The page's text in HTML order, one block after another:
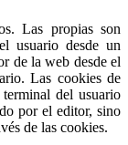
Las propias son
usuario desde un
de la web desde el
Las cookies de
del usuario
por el editor, sino
de las cookies.